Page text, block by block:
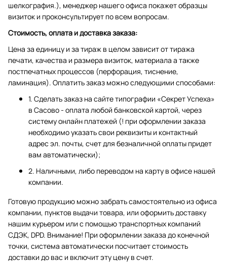
шелкография.), менеджер нашего офиса покажет образцы
визиток и проконсультирует по всем вопросам.
Стоимость, оплата и доставка заказа:
Цена за единицу и за тираж в целом зависит от тиража
печати, качества и размера визиток, материала а также
постпечатных процессов (перфорация, тиснение,
ламинация). Оплатить заказ можно следующими способами:
1. Сделать заказ на сайте типографии «Секрет Успеха»
в Сасово - оплата любой банковской картой, через
систему онлайн платежей (! при оформлении заказа
необходимо указать свои реквизиты и контактный
адрес эл. почты, счет для безналичной оплаты придет
вам автоматически);
2. Наличными, либо переводом на карту в офисе нашей
компании.
Готовую продукцию можно забрать самостоятельно из офиса
компании, пунктов выдачи товара, или оформить доставку
нашим курьером или с помощью транспортных компаний
СДЭК, DPD. Внимание! При оформлении заказа до конечной
точки, система автоматически посчитает стоимость
доставки до вас и включит эту цену в счет.